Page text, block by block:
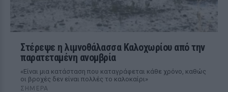
Στέρεψε η λιμνοθάλασσα Καλοχωρίου από την
παρατεταμένη ανομβρία
«Είναι μια κατάσταση που καταγράφεται κάθε χρόνο, καθώς
οι βροχές δεν είναι πολλές το καλοκαίρι»
ΣΉΜΕΡΑ